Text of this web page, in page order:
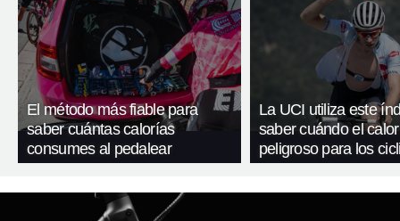
El método más fiable para
saber cuántas calorías
consumes al pedalear
La UCI utiliza este
saber cuándo el
peligroso para los